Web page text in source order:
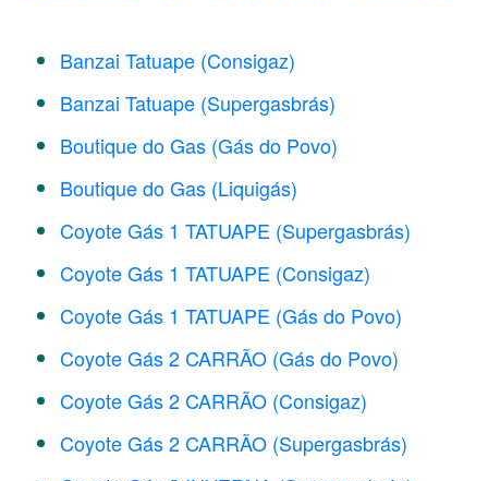
Banzai Tatuape (Consigaz)
Banzai Tatuape (Supergasbrás)
Boutique do Gas (Gás do Povo)
Boutique do Gas (Liquigás)
Coyote Gás 1 TATUAPE (Supergasbrás)
Coyote Gás 1 TATUAPE (Consigaz)
Coyote Gás 1 TATUAPE (Gás do Povo)
Coyote Gás 2 CARRÃO (Gás do Povo)
Coyote Gás 2 CARRÃO (Consigaz)
Coyote Gás 2 CARRÃO (Supergasbrás)